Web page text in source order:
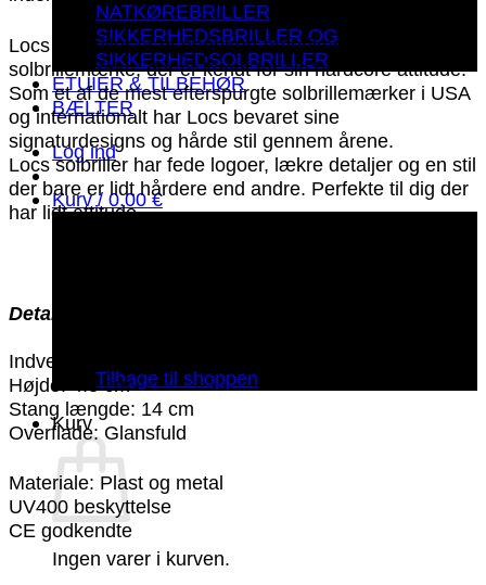
NATKØREBRILLER
SIKKERHEDSBRILLER OG
SIKKERHEDSOLBRILLER
ETUIER & TILBEHØR
BÆLTER
Log ind
Kurv / 0.00€
Tilbage til shoppen
Kurv
Ingen varer i kurven.
Locs Solbriller er et populært amerikansk
solbrillemærke, der er kendt for sin hardcore attitude.
Som et af de mest efterspurgte solbrillemærker i USA
og internationalt har Locs bevaret sine
signaturdesigns og hårde stil gennem årene.
Locs solbriller har fede logoer, lækre detaljer og en stil
der bare er lidt hårdere end andre. Perfekte til dig der
har lidt attitude.
Detaljer:
Indvendig bredde: 14 cm
Højde: 4.8 cm
Stang længde: 14 cm
Overflade: Glansfuld
Materiale: Plast og metal
UV400 beskyttelse
CE godkendte